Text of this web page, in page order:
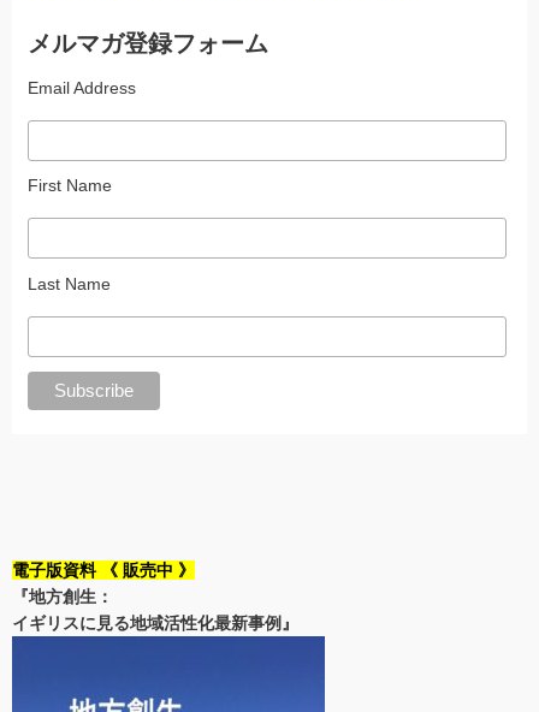
メルマガ登録フォーム
Email Address
First Name
Last Name
電子版資料 《 販売中 》
『地方創生：
イギリスに見る地域活性化最新事例』